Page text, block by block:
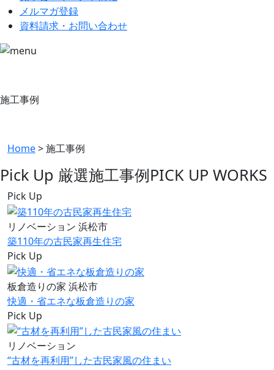
メルマガ登録
資料請求・お問い合わせ
施工事例
Home>施工事例
Pick Up 厳選施工事例PICK UP WORKS
Pick Up
リノベーション 浜松市
築110年の古民家再生住宅
Pick Up
板倉造りの家 浜松市
快適・省エネな板倉造りの家
Pick Up
リノベーション
“古材を再利用”した古民家風の住まい